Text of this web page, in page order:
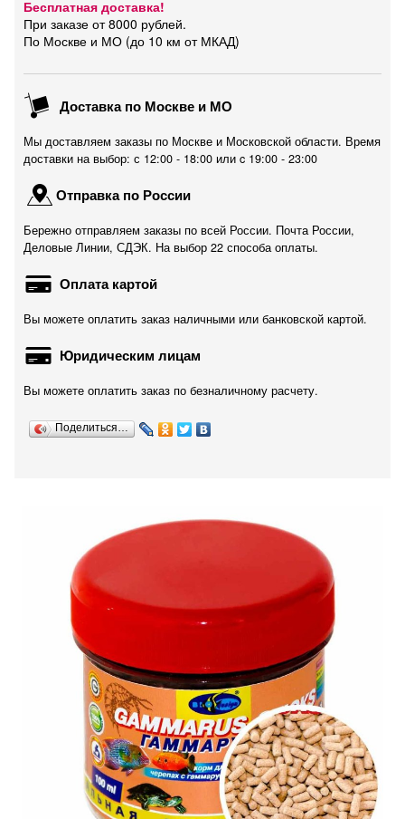
Бесплатная доставка!
При заказе от 8000 рублей.
По Москве и МО (до 10 км от МКАД)
Доставка по Москве и МО
Мы доставляем заказы по Москве и Московской области. Время
доставки на выбор: с 12:00 - 18:00 или c 19:00 - 23:00
Отправка по России
Бережно отправляем заказы по всей России. Почта России,
Деловые Линии, СДЭК. На выбор 22 способа оплаты.
Оплата картой
Вы можете оплатить заказ наличными или банковской картой.
Юридическим лицам
Вы можете оплатить заказ по безналичному расчету.
Поделиться…